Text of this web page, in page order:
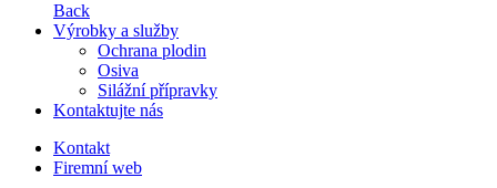
Back
Výrobky a služby
Ochrana plodin
Osiva
Silážní přípravky
Kontaktujte nás
Kontakt
Firemní web